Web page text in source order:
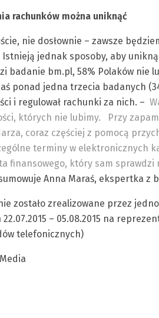
rachunków można uniknąć
nie dosłownie – zawsze
Istnieją jednak sposoby, aby
badanie bm.pl, 58% Polaków nie
ponad jedna trzecia badanych
i regulował rachunki za nich. –
których nie lubimy.
Przy
coraz częściej z pomocą
terminy w elektronicznych
finansowego, który sam
Anna Maraś, ekspertka z
zostało zrealizowane przez
– 05.08.2015 na
telefonicznych)